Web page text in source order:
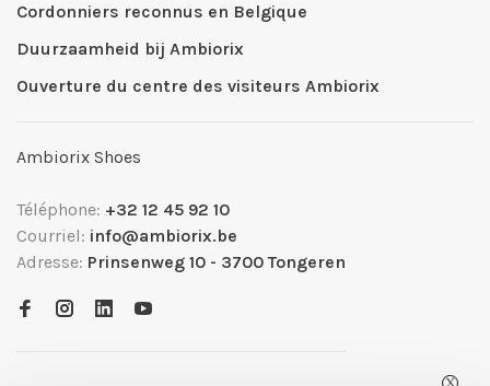
Cordonniers reconnus en Belgique
Duurzaamheid bij Ambiorix
Ouverture du centre des visiteurs Ambiorix
Ambiorix Shoes
Téléphone: +32 12 45 92 10
Courriel: info@ambiorix.be
Adresse: Prinsenweg 10 - 3700 Tongeren